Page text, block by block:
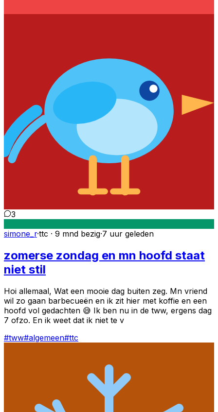
3
simone_r·ttc · 9 mnd bezig·7 uur geleden
zomerse zondag en mn hoofd staat
niet stil
Hoi allemaal, Wat een mooie dag buiten zeg. Mn vriend
wil zo gaan barbecueën en ik zit hier met koffie en een
hoofd vol gedachten 😅 Ik ben nu in de tww, ergens dag
7 ofzo. En ik weet dat ik niet te v
#tww#algemeen#ttc